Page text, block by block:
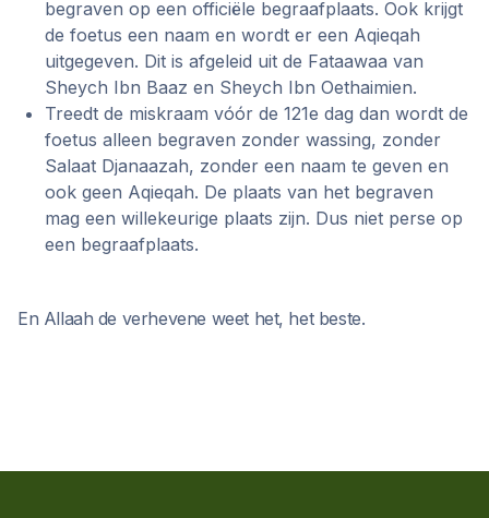
begraven op een officiële begraafplaats. Ook krijgt
de foetus een naam en wordt er een Aqieqah
uitgegeven. Dit is afgeleid uit de Fataawaa van
Sheych Ibn Baaz en Sheych Ibn Oethaimien.
Treedt de miskraam vóór de 121e dag dan wordt de
foetus alleen begraven zonder wassing, zonder
Salaat Djanaazah, zonder een naam te geven en
ook geen Aqieqah. De plaats van het begraven
mag een willekeurige plaats zijn. Dus niet perse op
een begraafplaats.
En Allaah de verhevene weet het, het beste.